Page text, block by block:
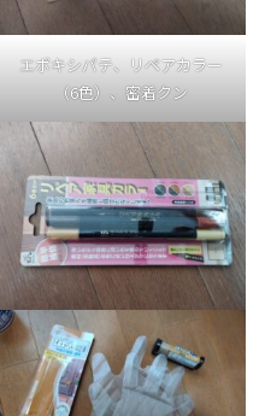
エポキシパテ、リペアカラー
（6色）、密着クン